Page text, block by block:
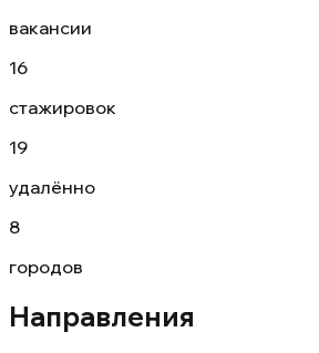
вакансии
16
стажировок
19
удалённо
8
городов
Направления